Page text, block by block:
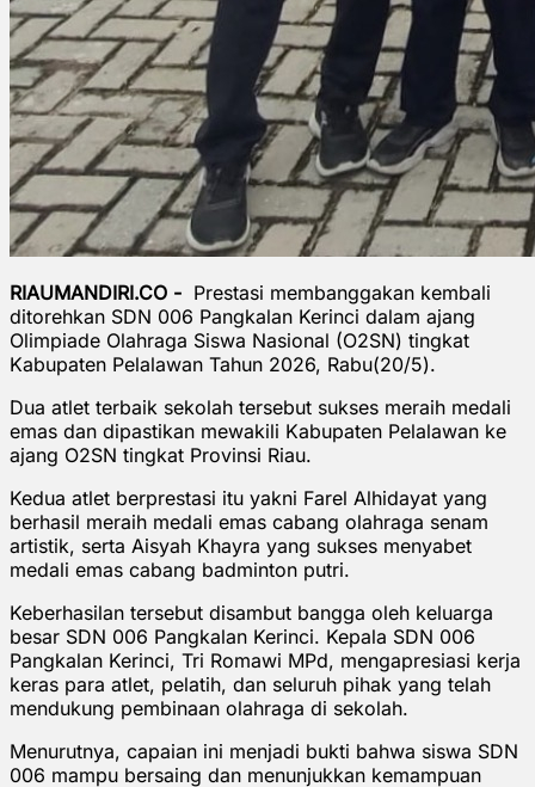
RIAUMANDIRI.CO - Prestasi membanggakan kembali
ditorehkan SDN 006 Pangkalan Kerinci dalam ajang
Olimpiade Olahraga Siswa Nasional (O2SN) tingkat
Kabupaten Pelalawan Tahun 2026, Rabu(20/5).
Dua atlet terbaik sekolah tersebut sukses meraih medali
emas dan dipastikan mewakili Kabupaten Pelalawan ke
ajang O2SN tingkat Provinsi Riau.
Kedua atlet berprestasi itu yakni Farel Alhidayat yang
berhasil meraih medali emas cabang olahraga senam
artistik, serta Aisyah Khayra yang sukses menyabet
medali emas cabang badminton putri.
Keberhasilan tersebut disambut bangga oleh keluarga
besar SDN 006 Pangkalan Kerinci. Kepala SDN 006
Pangkalan Kerinci, Tri Romawi MPd, mengapresiasi kerja
keras para atlet, pelatih, dan seluruh pihak yang telah
mendukung pembinaan olahraga di sekolah.
Menurutnya, capaian ini menjadi bukti bahwa siswa SDN
006 mampu bersaing dan menunjukkan kemampuan